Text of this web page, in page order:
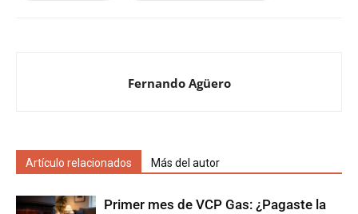
Fernando Agüero
Artículo relacionados Más del autor
Primer mes de VCP Gas: ¿Pagaste la